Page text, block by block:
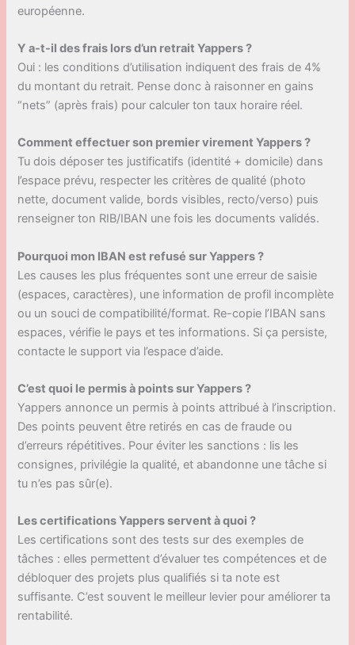
européenne.
Y a-t-il des frais lors d’un retrait Yappers ?
Oui : les conditions d’utilisation indiquent des frais de 4%
du montant du retrait. Pense donc à raisonner en gains
“nets” (après frais) pour calculer ton taux horaire réel.
Comment effectuer son premier virement Yappers ?
Tu dois déposer tes justificatifs (identité + domicile) dans
l’espace prévu, respecter les critères de qualité (photo
nette, document valide, bords visibles, recto/verso) puis
renseigner ton RIB/IBAN une fois les documents validés.
Pourquoi mon IBAN est refusé sur Yappers ?
Les causes les plus fréquentes sont une erreur de saisie
(espaces, caractères), une information de profil incomplète
ou un souci de compatibilité/format. Re-copie l’IBAN sans
espaces, vérifie le pays et tes informations. Si ça persiste,
contacte le support via l’espace d’aide.
C’est quoi le permis à points sur Yappers ?
Yappers annonce un permis à points attribué à l’inscription.
Des points peuvent être retirés en cas de fraude ou
d’erreurs répétitives. Pour éviter les sanctions : lis les
consignes, privilégie la qualité, et abandonne une tâche si
tu n’es pas sûr(e).
Les certifications Yappers servent à quoi ?
Les certifications sont des tests sur des exemples de
tâches : elles permettent d’évaluer tes compétences et de
débloquer des projets plus qualifiés si ta note est
suffisante. C’est souvent le meilleur levier pour améliorer ta
rentabilité.